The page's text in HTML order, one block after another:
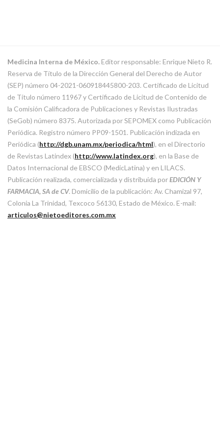
Medicina Interna de México.Editor responsable: Enrique Nieto R.
Reserva de Título de la Dirección General del Derecho de Autor
(SEP) número 04-2021-060918445800-203. Certificado de Licitud
de Título número 11967 y Certificado de Licitud de Contenido de
la Comisión Calificadora de Publicaciones y Revistas Ilustradas
(SeGob) número 8375. Autorizada por SEPOMEX como Publicación
Periódica. Registro número PP09-1501. Publicación indizada en
Periódica (http://dgb.unam.mx/periodica/html), en el Directorio
de Revistas Latindex (http://www.latindex.org), en la Base de
Datos Internacional de EBSCO (MedicLatina) y en LILACS.
Publicación realizada, comercializada y distribuida porEDICIÓN Y
FARMACIA, SA de CV. Domicilio de la publicación: Av. Chamizal 97,
Colonia La Trinidad, Texcoco 56130, Estado de México. E-mail:
articulos@nietoeditores.com.mx